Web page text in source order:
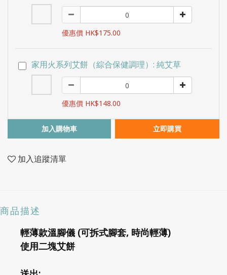
優惠價 HK$175.00
家用火系列艾餅（綜合保健調理）: 純艾草
優惠價 HK$148.00
加入購物車 立即購買
加入追蹤清單
商品描述
輕薄款溫腳儀 (可拆式腳套, 時尚輕薄)
使用二塊艾餅